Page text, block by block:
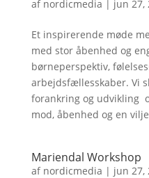
af nordicmedia | jun 27,
Et inspirerende møde
med stor åbenhed og
børneperspektiv,
arbejdsfællesskaber. Vi
forankring og udvikling
mod, åbenhed og en
Mariendal Workshop
af nordicmedia | jun 27,